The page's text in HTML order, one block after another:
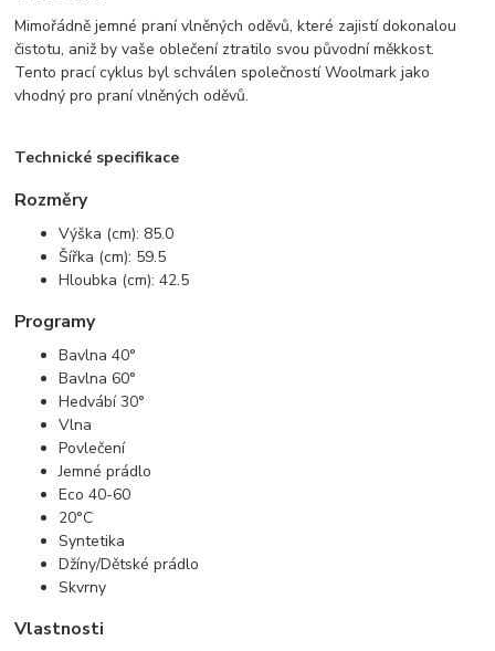
Mimořádně jemné praní vlněných oděvů, které zajistí dokonalou
čistotu, aniž by vaše oblečení ztratilo svou původní měkkost.
Tento prací cyklus byl schválen společností Woolmark jako
vhodný pro praní vlněných oděvů.
Technické specifikace
Rozměry
Výška (cm): 85.0
Šířka (cm): 59.5
Hloubka (cm): 42.5
Programy
Bavlna 40°
Bavlna 60°
Hedvábí 30°
Vlna
Povlečení
Jemné prádlo
Eco 40-60
20°C
Syntetika
Džíny/Dětské prádlo
Skvrny
Vlastnosti